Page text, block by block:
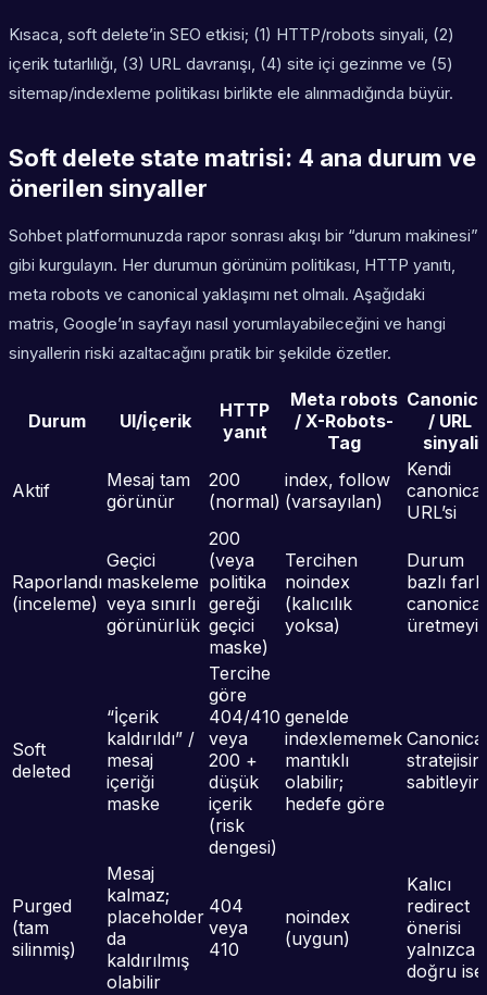
Kısaca, soft delete’in SEO etkisi; (1) HTTP/robots sinyali, (2)
içerik tutarlılığı, (3) URL davranışı, (4) site içi gezinme ve (5)
sitemap/indexleme politikası birlikte ele alınmadığında büyür.
Soft delete state matrisi: 4 ana durum ve
önerilen sinyaller
Sohbet platformunuzda rapor sonrası akışı bir “durum makinesi”
gibi kurgulayın. Her durumun görünüm politikası, HTTP yanıtı,
meta robots ve canonical yaklaşımı net olmalı. Aşağıdaki
matris, Google’ın sayfayı nasıl yorumlayabileceğini ve hangi
sinyallerin riski azaltacağını pratik bir şekilde özetler.
Durum UI/İçerik
HTTP
yanıt
Meta robots
/ X-Robots-
Tag
/ URL
sinyali
Aktif
Mesaj tam
görünür
200
(normal)
index, follow
(varsayılan)
Kendi
canonical
URL’si
Raporlandı
(inceleme)
Geçici
maskeleme
veya sınırlı
görünürlük
200
(veya
politika
gereği
geçici
maske)
Tercihen
noindex
(kalıcılık
yoksa)
Durum
bazlı
canonical
Soft
deleted
“İçerik
kaldırıldı” /
mesaj
içeriği
maske
Tercihe
göre
404/410
veya
200 +
düşük
içerik
(risk
dengesi)
genelde
indexlememek
mantıklı
olabilir;
hedefe göre
Canonical
stratejisini
sabitleyin
Purged
(tam
silinmiş)
Mesaj
kalmaz;
placeholder
da
kaldırılmış
olabilir
404
veya
410
noindex
(uygun)
Kalıcı
redirect
önerisi
yalnızca
doğru ise